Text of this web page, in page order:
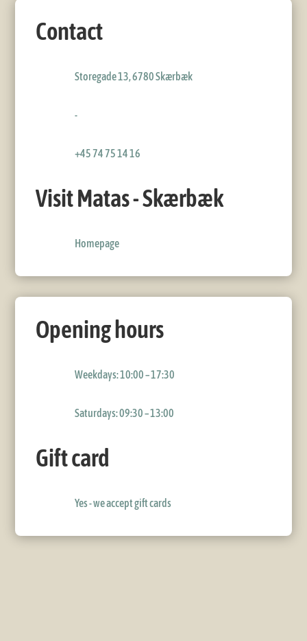
Contact
Storegade 13, 6780 Skærbæk
-
+45 74 75 14 16
Visit Matas - Skærbæk
Homepage
Opening hours
Weekdays: 10:00 – 17:30
Saturdays: 09:30 – 13:00
Gift card
Yes - we accept gift cards